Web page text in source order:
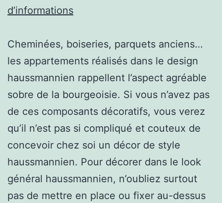
d’informations
Cheminées, boiseries, parquets anciens…
les appartements réalisés dans le design
haussmannien rappellent l’aspect agréable
sobre de la bourgeoisie. Si vous n’avez pas
de ces composants décoratifs, vous verez
qu’il n’est pas si compliqué et couteux de
concevoir chez soi un décor de style
haussmannien. Pour décorer dans le look
général haussmannien, n’oubliez surtout
pas de mettre en place ou fixer au-dessus